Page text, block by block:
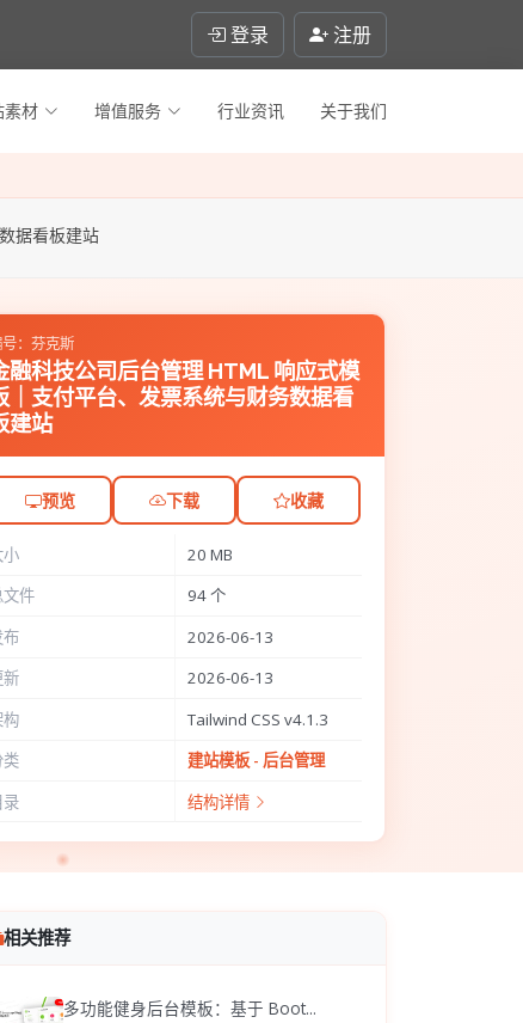
登录 注册
素材 增值服务 行业资讯 关于我们
据看板建站
：芬克斯
融科技公司后台管理 HTML 响应式模
｜支付平台、发票系统与财务数据看
建站
预览 下载 收藏
小
20 MB
文件
94 个
2026-06-13
新
2026-06-13
Tailwind CSS v4.1.3
类
建站模板 - 后台管理
录
结构详情
相关推荐
多功能健身后台模板：基于 Boot...